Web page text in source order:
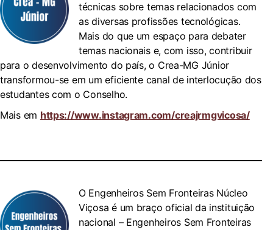
técnicas sobre temas relacionados com
as diversas profissões tecnológicas.
Mais do que um espaço para debater
temas nacionais e, com isso, contribuir
para o desenvolvimento do país, o Crea-MG Júnior
transformou-se em um eficiente canal de interlocução dos
estudantes com o Conselho.
Mais em https://www.instagram.com/creajrmgvicosa/
O Engenheiros Sem Fronteiras Núcleo
Viçosa é um braço oficial da instituição
nacional – Engenheiros Sem Fronteiras